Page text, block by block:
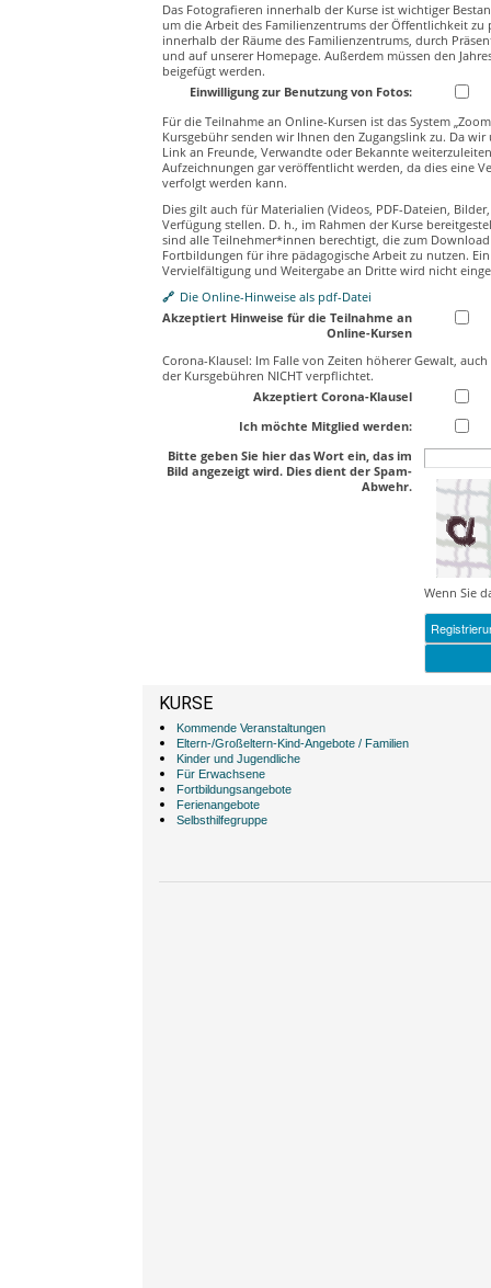
Das Fotografieren innerhalb der Kurse ist wichtiger
um die Arbeit des Familienzentrums der Öffentlichkeit
innerhalb der Räume des Familienzentrums, durch
und auf unserer Homepage. Außerdem müssen den
beigefügt werden.
Einwilligung zur Benutzung von Fotos:
Für die Teilnahme an Online-Kursen ist das System
Kursgebühr senden wir Ihnen den Zugangslink zu. Da
Link an Freunde, Verwandte oder Bekannte
Aufzeichnungen gar veröffentlicht werden, da dies eine
verfolgt werden kann.
Dies gilt auch für Materialien (Videos, PDF-Dateien,
Verfügung stellen. D. h., im Rahmen der Kurse
sind alle Teilnehmer*innen berechtigt, die zum
Fortbildungen für ihre pädagogische Arbeit zu nutzen.
Vervielfältigung und Weitergabe an Dritte wird nicht
Die Online-Hinweise als pdf-Datei
Akzeptiert Hinweise für die Teilnahme an
Online-Kursen
Corona-Klausel: Im Falle von Zeiten höherer Gewalt,
der Kursgebühren NICHT verpflichtet.
Akzeptiert Corona-Klausel
Ich möchte Mitglied werden:
Bitte geben Sie hier das Wort ein, das im
Bild angezeigt wird. Dies dient der Spam-
Abwehr.
Wenn Sie
KURSE
Kommende Veranstaltungen
Eltern-/Großeltern-Kind-Angebote / Familien
Kinder und Jugendliche
Für Erwachsene
Fortbildungsangebote
Ferienangebote
Selbsthilfegruppe